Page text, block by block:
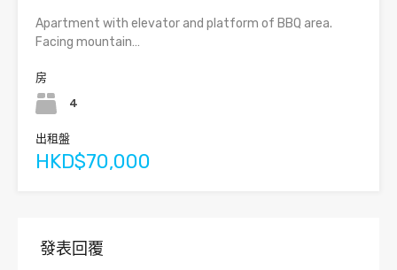
Apartment with elevator and platform of BBQ area.
Facing mountain…
房
4
出租盤
HKD$70,000
發表回覆